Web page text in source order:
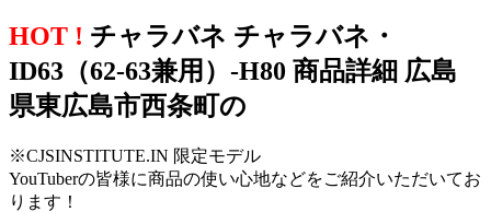
HOT ! チャラバネ チャラバネ・
ID63（62-63兼用）-H80 商品詳細 広島
県東広島市西条町の
※CJSINSTITUTE.IN 限定モデル
YouTuberの皆様に商品の使い心地などをご紹介いただいてお
ります！